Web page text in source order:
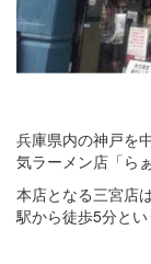
兵庫県内の神戸を
気ラーメン店「ら
本店となる三宮店
駅から徒歩5分とい